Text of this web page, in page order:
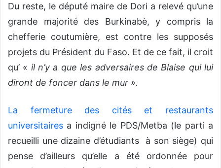
Du reste, le député maire de Dori a relevé qu’une
grande majorité des Burkinabè, y compris la
chefferie coutumière, est contre les supposés
projets du Président du Faso. Et de ce fait, il croit
qu’ « il n’y a que les adversaires de Blaise qui lui
diront de foncer dans le mur ».
La fermeture des cités et restaurants
universitaires a indigné le PDS/Metba (le parti a
recueilli une dizaine d’étudiants à son siège) qui
pense d’ailleurs qu’elle a été ordonnée pour